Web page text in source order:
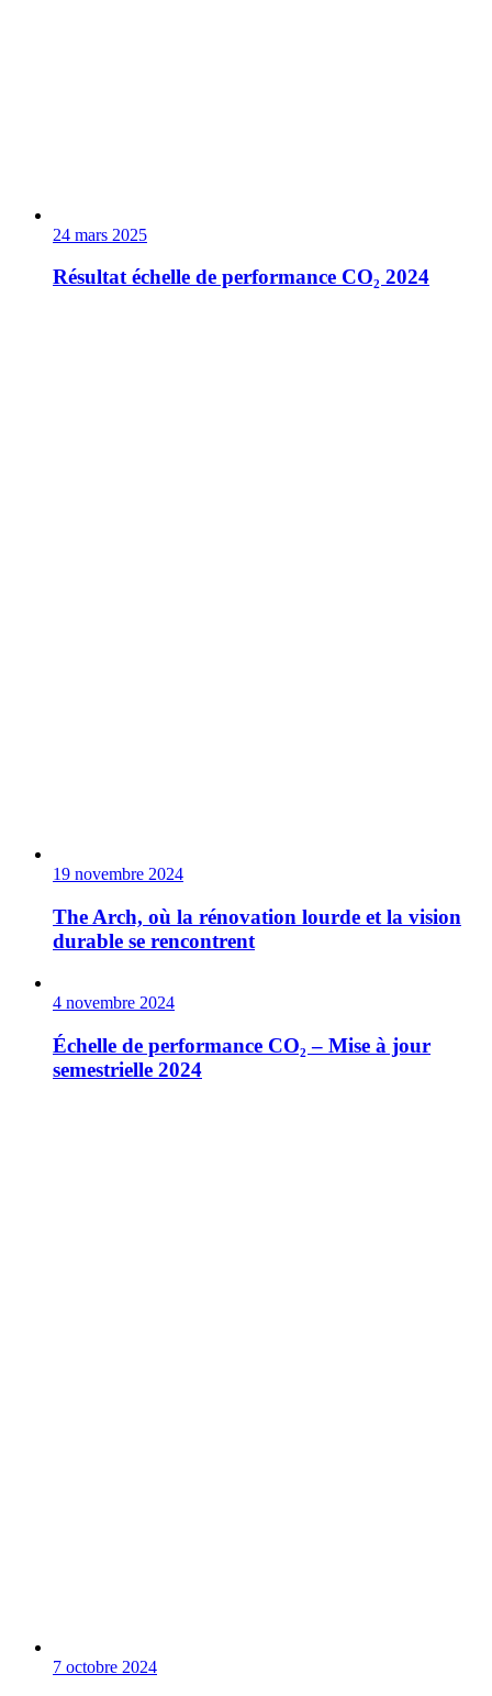
24 mars 2025
Résultat échelle de performance CO₂ 2024
19 novembre 2024
The Arch, où la rénovation lourde et la vision
durable se rencontrent
4 novembre 2024
Échelle de performance CO₂ – Mise à jour
semestrielle 2024
7 octobre 2024